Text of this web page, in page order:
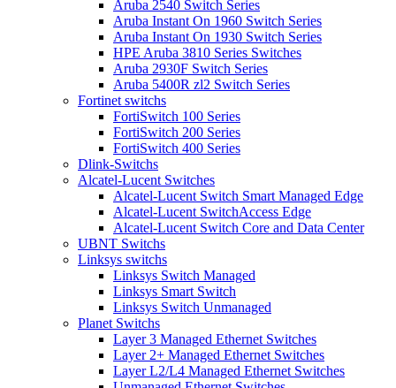
Aruba 2540 Switch Series
Aruba Instant On 1960 Switch Series
Aruba Instant On 1930 Switch Series
HPE Aruba 3810 Series Switches
Aruba 2930F Switch Series
Aruba 5400R zl2 Switch Series
Fortinet switchs
FortiSwitch 100 Series
FortiSwitch 200 Series
FortiSwitch 400 Series
Dlink-Switchs
Alcatel-Lucent Switches
Alcatel-Lucent Switch Smart Managed Edge
Alcatel-Lucent SwitchAccess Edge
Alcatel-Lucent Switch Core and Data Center
UBNT Switchs
Linksys switchs
Linksys Switch Managed
Linksys Smart Switch
Linksys Switch Unmanaged
Planet Switchs
Layer 3 Managed Ethernet Switches
Layer 2+ Managed Ethernet Switches
Layer L2/L4 Managed Ethernet Switches